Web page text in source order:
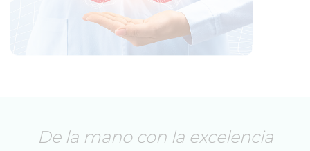
De la mano con la excelencia